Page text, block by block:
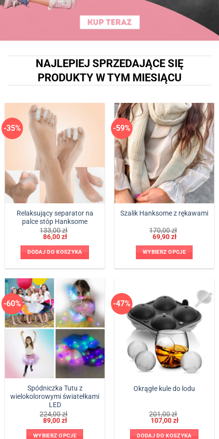
NAJLEPIEJ SPRZEDAJĄCE SIĘ
PRODUKTY W TYM MIESIĄCU
-35%
Relaksujący separator na
palce stóp Hanksome
133,00zł
Pierwotna
133,00 zł.
86,00zł
86,00 zł.DODAJ DO KOSZYKA
-59%
Szalik Hanksome z rękawami
170,00zł
Pierwotna
170,00 zł.
69,90zł
69,90 zł.WYBIERZ OPCJE
wiele
wariantów.
Opcje
można
wybrać
na
stronie
produktu
-60%
Spódniczka Tutu z
wielokolorowymi światełkami
LED
224,00zł
Pierwotna
224,00 zł.
89,00zł
89,00 zł.WYBIERZ OPCJE
-47%
Okrągłe kule do lodu
201,00zł
Pierwotna
201,00 zł.
107,00zł
107,00 zł.DODAJ DO KOSZYKA